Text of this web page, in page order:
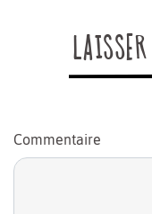
Commentaire